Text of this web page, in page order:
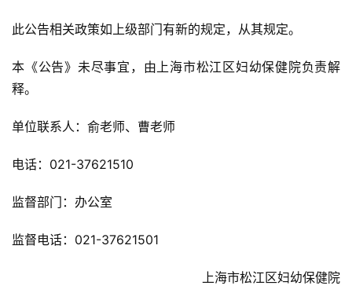
此公告相关政策如上级部门有新的规定，从其规定。
本《公告》未尽事宜，由上海市松江区妇幼保健院负责解
释。
单位联系人：俞老师、曹老师
电话：021-37621510
监督部门：办公室
监督电话：021-37621501
上海市松江区妇幼保健院